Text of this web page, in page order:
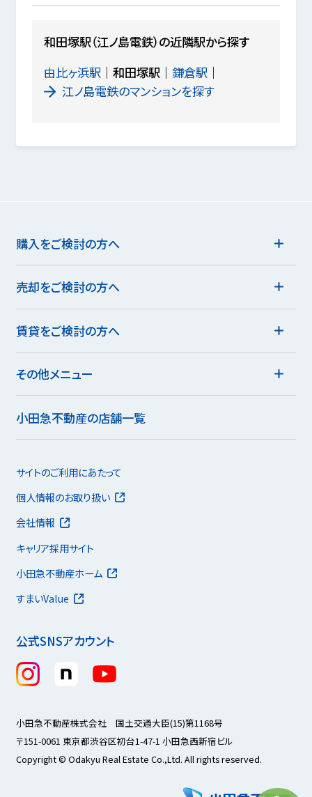
和田塚駅（江ノ島電鉄）の近隣駅から探す
由比ヶ浜駅
和田塚駅
鎌倉駅
江ノ島電鉄のマンションを探す
購入をご検討の方へ
売却をご検討の方へ
賃貸をご検討の方へ
その他メニュー
小田急不動産の店舗一覧
公式SNSアカウント
サイトのご利用にあたって
個人情報のお取り扱い
会社情報
キャリア採用サイト
小田急不動産ホーム
すまいValue
小田急不動産株式会社 国土交通大臣(15)第1168号
〒151-0061 東京都渋谷区初台1-47-1 小田急西新宿ビル
Copyright © Odakyu Real Estate Co.,Ltd. All rights reserved.